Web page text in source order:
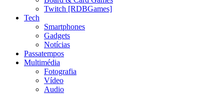
Twitch [RDBGames]
Tech
Smartphones
Gadgets
Notícias
Passatempos
Multimédia
Fotografia
Vídeo
Audio